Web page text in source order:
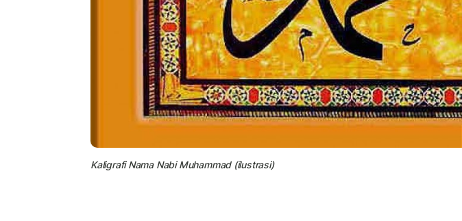
Kaligrafi Nama Nabi Muhammad (ilustrasi)